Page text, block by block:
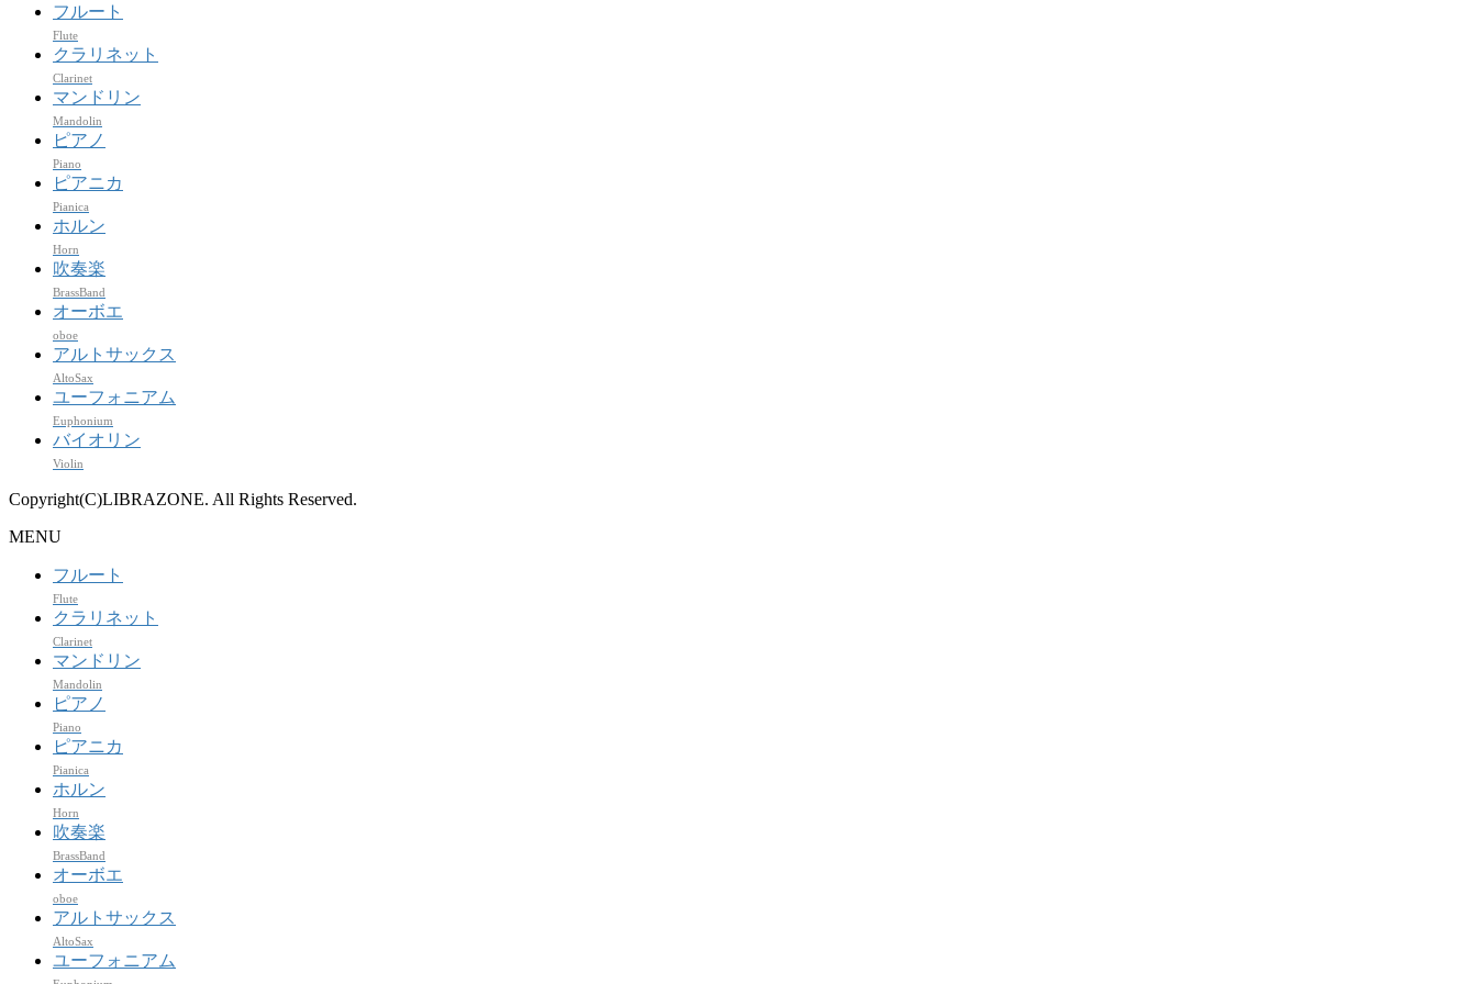
フルート
Flute
クラリネット
Clarinet
マンドリン
Mandolin
ピアノ
Piano
ピアニカ
Pianica
ホルン
Horn
吹奏楽
BrassBand
オーボエ
oboe
アルトサックス
AltoSax
ユーフォニアム
Euphonium
バイオリン
Violin
Copyright(C)LIBRAZONE. All Rights Reserved.
MENU
フルート
Flute
クラリネット
Clarinet
マンドリン
Mandolin
ピアノ
Piano
ピアニカ
Pianica
ホルン
Horn
吹奏楽
BrassBand
オーボエ
oboe
アルトサックス
AltoSax
ユーフォニアム